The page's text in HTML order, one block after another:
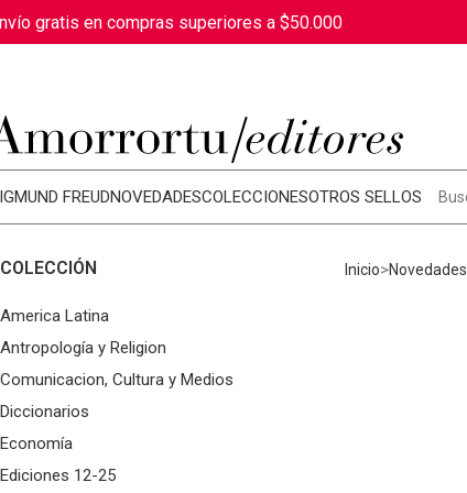
gratis en compras superiores a $50.000
FREUDNOVEDADESCOLECCIONESOTROS SELLOS
COLECCIÓN
America Latina
Antropología y Religion
Comunicacion, Cultura y Medios
Diccionarios
Economía
Ediciones 12-25
Inicio Novedades